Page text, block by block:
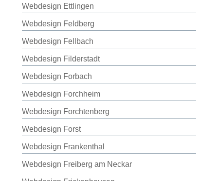
Webdesign Ettlingen
Webdesign Feldberg
Webdesign Fellbach
Webdesign Filderstadt
Webdesign Forbach
Webdesign Forchheim
Webdesign Forchtenberg
Webdesign Forst
Webdesign Frankenthal
Webdesign Freiberg am Neckar